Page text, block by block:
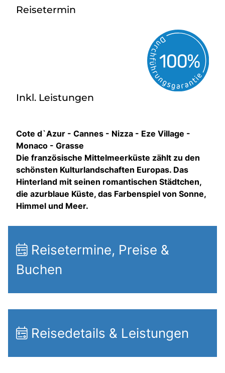
Deutschland
Reisetermin
Inkl. Leistungen
Cote d`Azur - Cannes - Nizza - Eze Village -
Monaco - Grasse
Die französische Mittelmeerküste zählt zu den
schönsten Kulturlandschaften Europas. Das
Hinterland mit seinen romantischen Städtchen,
die azurblaue Küste, das Farbenspiel von Sonne,
Himmel und Meer.
Reisetermine, Preise &
Buchen
Reisedetails & Leistungen